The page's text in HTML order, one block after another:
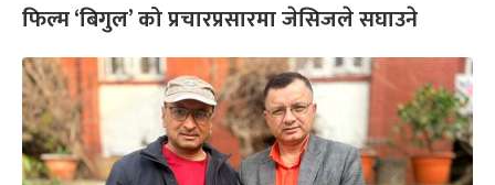
फिल्म ‘बिगुल’ को प्रचारप्रसारमा जेसिजले सघाउने